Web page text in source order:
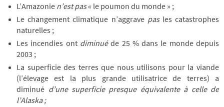
L’Amazonie n’est pas« le poumon du monde » ;
Le changement climatique n’aggrave pas les catastrophes
naturelles ;
Les incendies ont diminuéde 25 % dans le monde depuis
2003 ;
La superficie des terres que nous utilisons pour la viande
(l’élevage est la plus grande utilisatrice de terres) a
diminué d’une superficie presque équivalente à celle de
l’Alaska ;